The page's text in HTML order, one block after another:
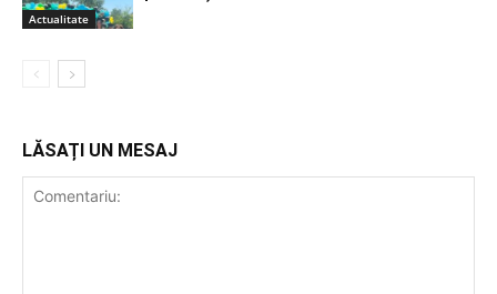
Actualitate
LĂSAȚI UN MESAJ